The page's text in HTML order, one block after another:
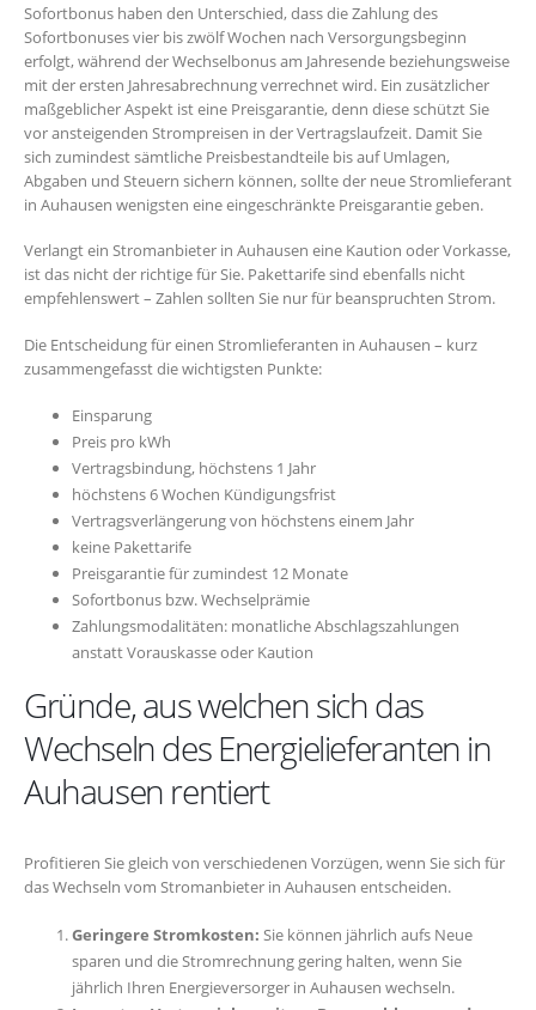
Sofortbonus haben den Unterschied, dass die Zahlung des
Sofortbonuses vier bis zwölf Wochen nach Versorgungsbeginn
erfolgt, während der Wechselbonus am Jahresende beziehungsweise
mit der ersten Jahresabrechnung verrechnet wird. Ein zusätzlicher
maßgeblicher Aspekt ist eine Preisgarantie, denn diese schützt Sie
vor ansteigenden Strompreisen in der Vertragslaufzeit. Damit Sie
sich zumindest sämtliche Preisbestandteile bis auf Umlagen,
Abgaben und Steuern sichern können, sollte der neue Stromlieferant
in Auhausen wenigsten eine eingeschränkte Preisgarantie geben.
Verlangt ein Stromanbieter in Auhausen eine Kaution oder Vorkasse,
ist das nicht der richtige für Sie. Pakettarife sind ebenfalls nicht
empfehlenswert – Zahlen sollten Sie nur für beanspruchten Strom.
Die Entscheidung für einen Stromlieferanten in Auhausen – kurz
zusammengefasst die wichtigsten Punkte:
Einsparung
Preis pro kWh
Vertragsbindung, höchstens 1 Jahr
höchstens 6 Wochen Kündigungsfrist
Vertragsverlängerung von höchstens einem Jahr
keine Pakettarife
Preisgarantie für zumindest 12 Monate
Sofortbonus bzw. Wechselprämie
Zahlungsmodalitäten: monatliche Abschlagszahlungen
anstatt Vorauskasse oder Kaution
Gründe, aus welchen sich das
Wechseln des Energielieferanten in
Auhausen rentiert
Profitieren Sie gleich von verschiedenen Vorzügen, wenn Sie sich für
das Wechseln vom Stromanbieter in Auhausen entscheiden.
Geringere Stromkosten: Sie können jährlich aufs Neue
sparen und die Stromrechnung gering halten, wenn Sie
jährlich Ihren Energieversorger in Auhausen wechseln.